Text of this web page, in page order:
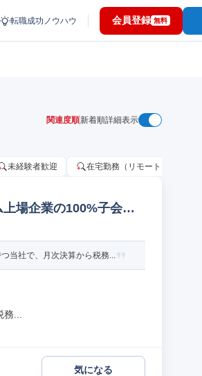
転職成功ノウハウ 会員登録 無料
関連度順新着順詳細表示
未経験者歓迎 在宅勤務（リモートワーク）OK
場企業の100%子会社
当社で、月次決算から税務...
...
気になる